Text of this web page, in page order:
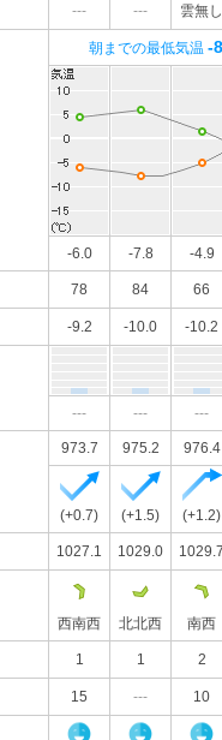
--- --- 雲無し
朝までの最低気温 -
-6.0 -7.8 -4.9
78 84 66
-9.2 -10.0 -10.2
--- --- ---
973.7 975.2 976.4
(+0.7) (+1.5) (+1.2)
1027.1 1029.0
西南西 北北西 南西
1 1 2
15 --- 10